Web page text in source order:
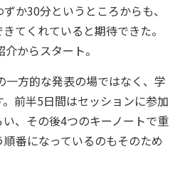
か30分というところからも、
てくれていると期待できた。
からスタート。
一方的な発表の場ではなく、学
前半5日間はセッションに参加
、その後4つのキーノートで重
番になっているのもそのため